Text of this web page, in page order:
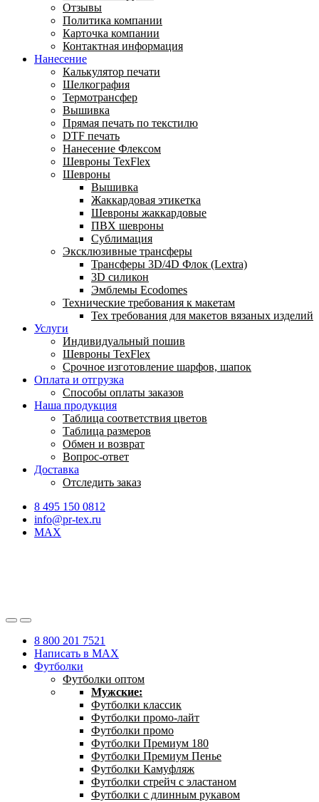
Отзывы
Политика компании
Карточка компании
Контактная информация
Нанесение
Калькулятор печати
Шелкография
Термотрансфер
Вышивка
Прямая печать по текстилю
DTF печать
Нанесение Флексом
Шевроны TexFlex
Шевроны
Вышивка
Жаккардовая этикетка
Шевроны жаккардовые
ПВХ шевроны
Сублимация
Эксклюзивные трансферы
Трансферы 3D/4D Флок (Lextra)
3D силикон
Эмблемы Ecodomes
Технические требования к макетам
Тех требования для макетов вязаных изделий
Услуги
Индивидуальный пошив
Шевроны TexFlex
Срочное изготовление шарфов, шапок
Оплата и отгрузка
Способы оплаты заказов
Наша продукция
Таблица соответствия цветов
Таблица размеров
Обмен и возврат
Вопрос-ответ
Доставка
Отследить заказ
8 495 150 0812
info@pr-tex.ru
MAX
8 800 201 7521
Написать в MAX
Футболки
Футболки оптом
Мужские:
Футболки классик
Футболки промо-лайт
Футболки промо
Футболки Премиум 180
Футболки Премиум Пенье
Футболки Камуфляж
Футболки стрейч с эластаном
Футболки с длинным рукавом